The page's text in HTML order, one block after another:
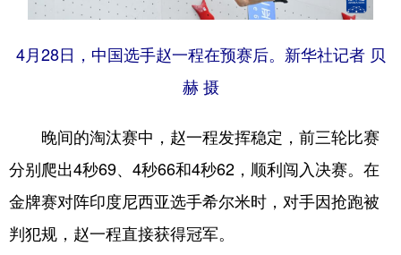
4月28日，中国选手赵一程在预赛后。新华社记者 贝
赫 摄
晚间的淘汰赛中，赵一程发挥稳定，前三轮比赛
分别爬出4秒69、4秒66和4秒62，顺利闯入决赛。在
金牌赛对阵印度尼西亚选手希尔米时，对手因抢跑被
判犯规，赵一程直接获得冠军。